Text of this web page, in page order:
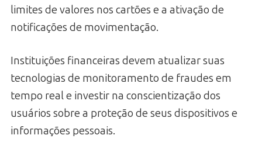
limites de valores nos cartões e a ativação de
notificações de movimentação.
Instituições financeiras devem atualizar suas
tecnologias de monitoramento de fraudes em
tempo real e investir na conscientização dos
usuários sobre a proteção de seus dispositivos e
informações pessoais.